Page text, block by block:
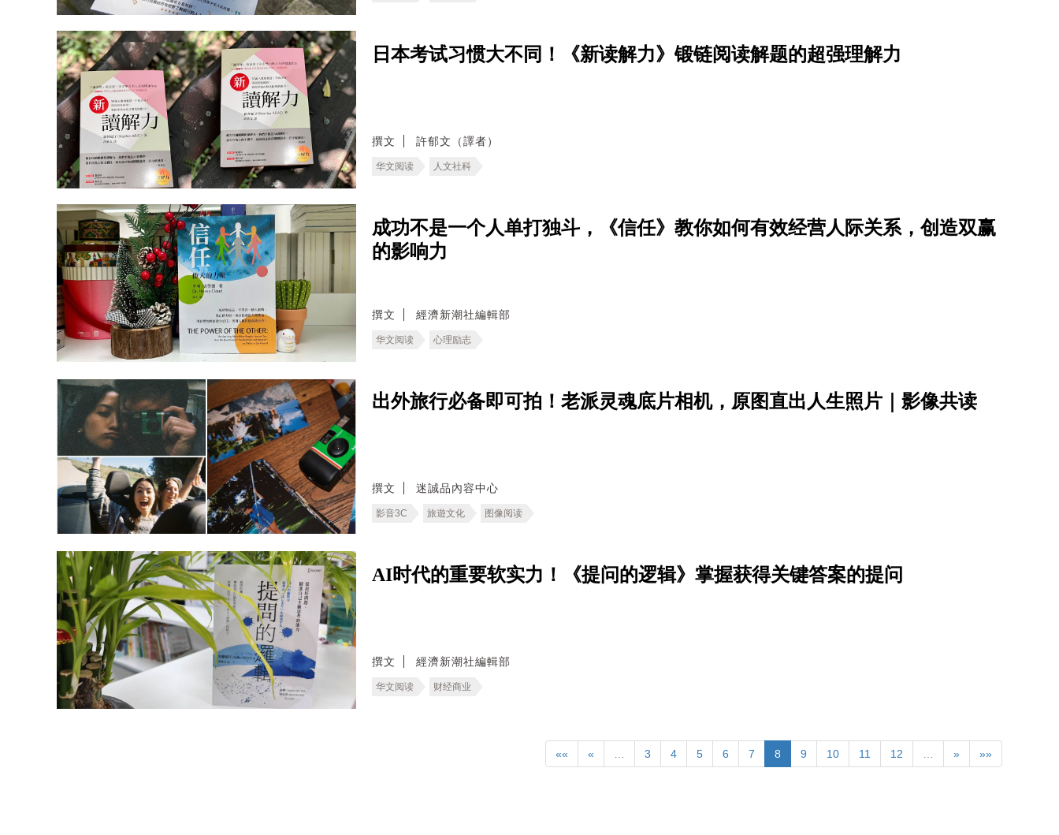
日本考试习惯大不同！《新读解力》锻链阅读解题的超强理解力
撰文 許郁文（譯者）
华文阅读 人文社科
成功不是一个人单打独斗，《信任》教你如何有效经营人际关系，创造双赢
的影响力
撰文 經濟新潮社編輯部
华文阅读 心理励志
出外旅行必备即可拍！老派灵魂底片相机，原图直出人生照片｜影像共读
撰文 迷誠品內容中心
影音3C 旅遊文化 图像阅读
AI时代的重要软实力！《提问的逻辑》掌握获得关键答案的提问
撰文 經濟新潮社編輯部
华文阅读 财经商业
«« « … 3 4 5 6 7 8 9 10 11 12 … » »»